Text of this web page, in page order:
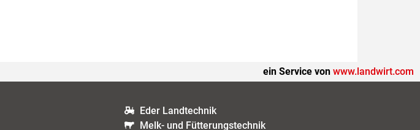
ein Service von www.landwirt.com
Eder Landtechnik
Melk- und Fütterungstechnik